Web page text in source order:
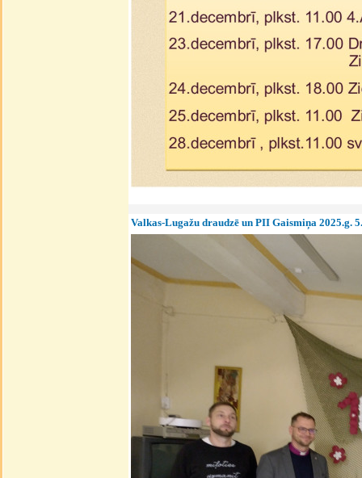
Valkas-Lugažu draudzē un PII Gaismiņa 2025.g.